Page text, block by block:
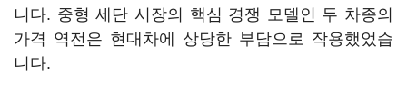
니다. 중형 세단 시장의 핵심 경쟁 모델인 두 차종의
가격 역전은 현대차에 상당한 부담으로 작용했었습
니다.